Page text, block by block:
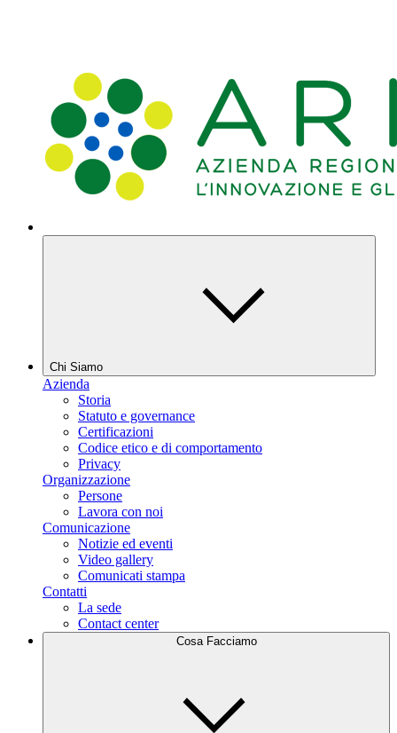
Chi Siamo
Azienda
Storia
Statuto e governance
Certificazioni
Codice etico e di comportamento
Privacy
Organizzazione
Persone
Lavora con noi
Comunicazione
Notizie ed eventi
Video gallery
Comunicati stampa
Contatti
La sede
Contact center
Cosa Facciamo